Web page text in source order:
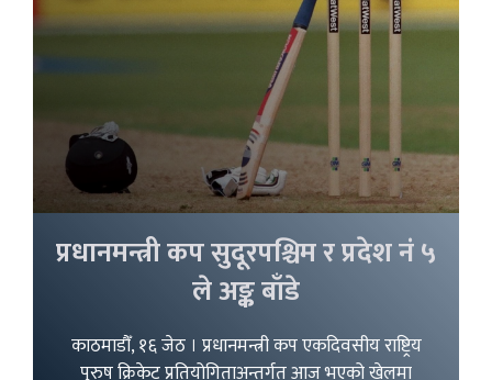
प्रधानमन्त्री कप सुदूरपश्चिम र प्रदेश नं ५
ले अङ्क बाँडे
काठमाडौँ, १६ जेठ । प्रधानमन्त्री कप एकदिवसीय राष्ट्रिय